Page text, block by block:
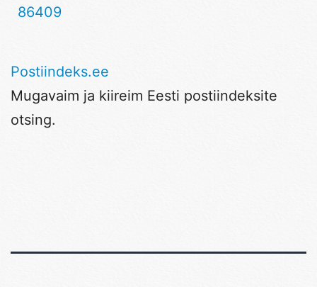
86409
Postiindeks.ee
Mugavaim ja kiireim Eesti postiindeksite
otsing.